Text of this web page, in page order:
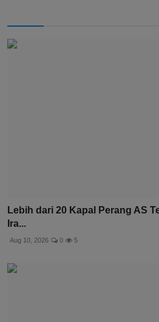
Lebih dari 20 Kapal Perang AS
Ira...
Aug 10, 2026 0 5